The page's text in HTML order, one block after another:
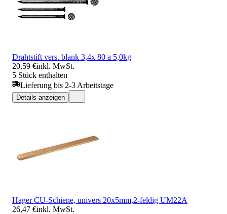
Drahtstift vers. blank 3,4x 80 a 5,0kg
20,59 €inkl. MwSt.
5 Stück enthalten
Lieferung bis 2-3 Arbeitstage
Details anzeigen
Hager CU-Schiene, univers 20x5mm,2-feldig UM22A
26,47 €inkl. MwSt.